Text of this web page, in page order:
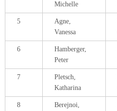
Michelle
5
Agne,
Vanessa
6
Hamberger,
Peter
7
Pletsch,
Katharina
8 Berejnoi,